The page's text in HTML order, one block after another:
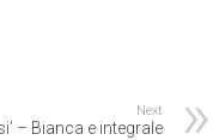
Next
– Bianca e integrale